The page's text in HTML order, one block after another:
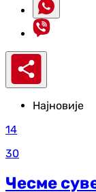
Најновије
14
30
Чесме